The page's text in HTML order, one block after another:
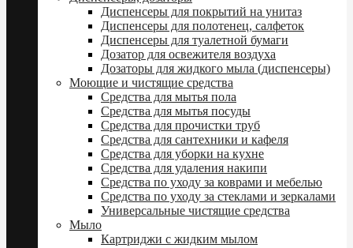
Диспенсеры для покрытий на унитаз
Диспенсеры для полотенец, салфеток
Диспенсеры для туалетной бумаги
Дозатор для освежителя воздуха
Дозаторы для жидкого мыла (диспенсеры)
Моющие и чистящие средства
Средства для мытья пола
Средства для мытья посуды
Средства для прочистки труб
Средства для сантехники и кафеля
Средства для уборки на кухне
Средства для удаления накипи
Средства по уходу за коврами и мебелью
Средства по уходу за стеклами и зеркалами
Универсальные чистящие средства
Мыло
Картриджи с жидким мылом